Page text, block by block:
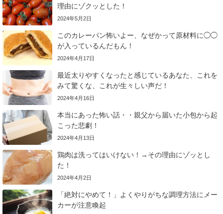
理由にゾクッとした！
2024年5月2日
このカレーパン怖いよー、なぜかって原材料に◯◯
が入っているんだもん！
2024年4月17日
最近太りやすくなったと感じているあなた、これを
みて驚くな、これが生々しい声だ！
2024年4月16日
本当にあった怖い話・・親父から届いた小包から起
こった悲劇！
2024年4月13日
鶏肉は洗ってはいけない！→その理由にゾッとし
た！
2024年4月2日
「絶対にやめて！」よくやりがちな調理方法にメー
カーが注意喚起